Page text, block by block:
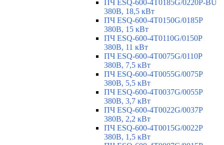
ПЧ ESQ-600-4T0185G/0220P-BU
380В, 18,5 кВт
ПЧ ESQ-600-4T0150G/0185P
380В, 15 кВт
ПЧ ESQ-600-4T0110G/0150P
380В, 11 кВт
ПЧ ESQ-600-4T0075G/0110P
380В, 7,5 кВт
ПЧ ESQ-600-4T0055G/0075P
380В, 5,5 кВт
ПЧ ESQ-600-4T0037G/0055P
380В, 3,7 кВт
ПЧ ESQ-600-4T0022G/0037P
380В, 2,2 кВт
ПЧ ESQ-600-4T0015G/0022P
380В, 1,5 кВт